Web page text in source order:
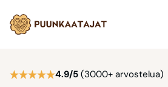
sisältöön
4.9/5 (3000+ arvostelua)